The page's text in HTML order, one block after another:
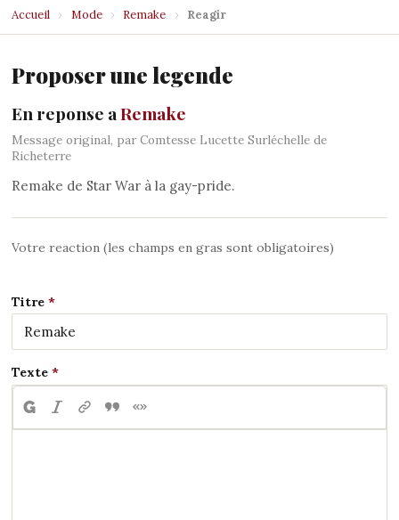
Accueil › Mode › Remake › Reagir
Proposer une legende
En reponse aRemake
Message original, par Comtesse Lucette Surléchelle de
Richeterre
Remake de Star War à la gay-pride.
Votre reaction (les champs en gras sont obligatoires)
Titre
Texte